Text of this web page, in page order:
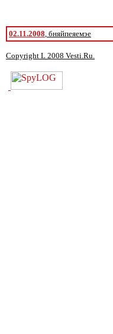
02.11.2008, бняйпеяемэе
Copyright L 2008 Vesti.Ru.